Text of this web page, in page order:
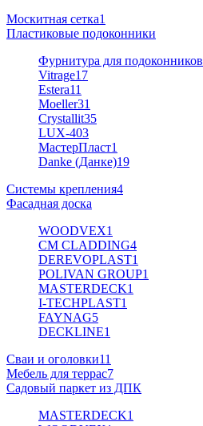
Москитная сетка1
Пластиковые подоконники
Фурнитура для подоконников
Vitrage17
Estera11
Moeller31
Crystallit35
LUX-403
МастерПласт1
Danke (Данке)19
Системы крепления4
Фасадная доска
WOODVEX1
CM CLADDING4
DEREVOPLAST1
POLIVAN GROUP1
MASTERDECK1
I-TECHPLAST1
FAYNAG5
DECKLINE1
Сваи и оголовки11
Мебель для террас7
Садовый паркет из ДПК
MASTERDECK1